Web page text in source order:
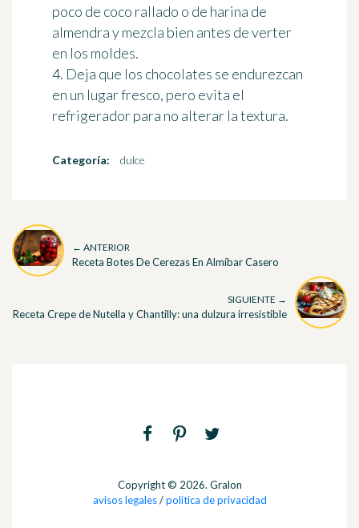
poco de coco rallado o de harina de
almendra y mezcla bien antes de verter
en los moldes.
4. Deja que los chocolates se endurezcan
en un lugar fresco, pero evita el
refrigerador para no alterar la textura.
Categoría: dulce
← ANTERIOR
Receta Botes De Cerezas En Almíbar Casero
SIGUIENTE →
Receta Crepe de Nutella y Chantilly: una dulzura irresistible
Copyright © 2026. Gralon
avisos legales/politica de privacidad